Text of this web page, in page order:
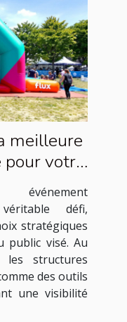
meilleure
votre
défi,
stratégiques
public visé. Au
structures
des outils
une visibilité